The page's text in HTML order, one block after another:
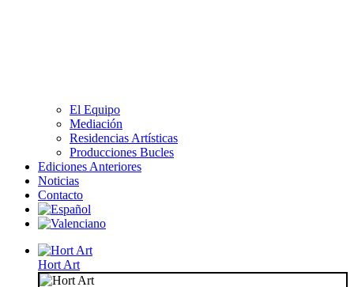
El Equipo
Mediación
Residencias Artísticas
Producciones Bucles
Ediciones Anteriores
Noticias
Contacto
Hort Art